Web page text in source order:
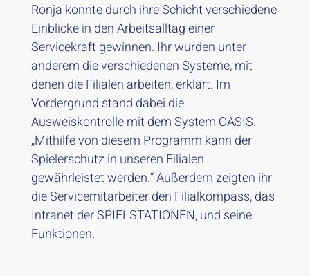
Ronja konnte durch ihre Schicht verschiedene
Einblicke in den Arbeitsalltag einer
Servicekraft gewinnen. Ihr wurden unter
anderem die verschiedenen Systeme, mit
denen die Filialen arbeiten, erklärt. Im
Vordergrund stand dabei die
Ausweiskontrolle mit dem System OASIS.
„Mithilfe von diesem Programm kann der
Spielerschutz in unseren Filialen
gewährleistet werden.“ Außerdem zeigten ihr
die Servicemitarbeiter den Filialkompass, das
Intranet der SPIELSTATIONEN, und seine
Funktionen.